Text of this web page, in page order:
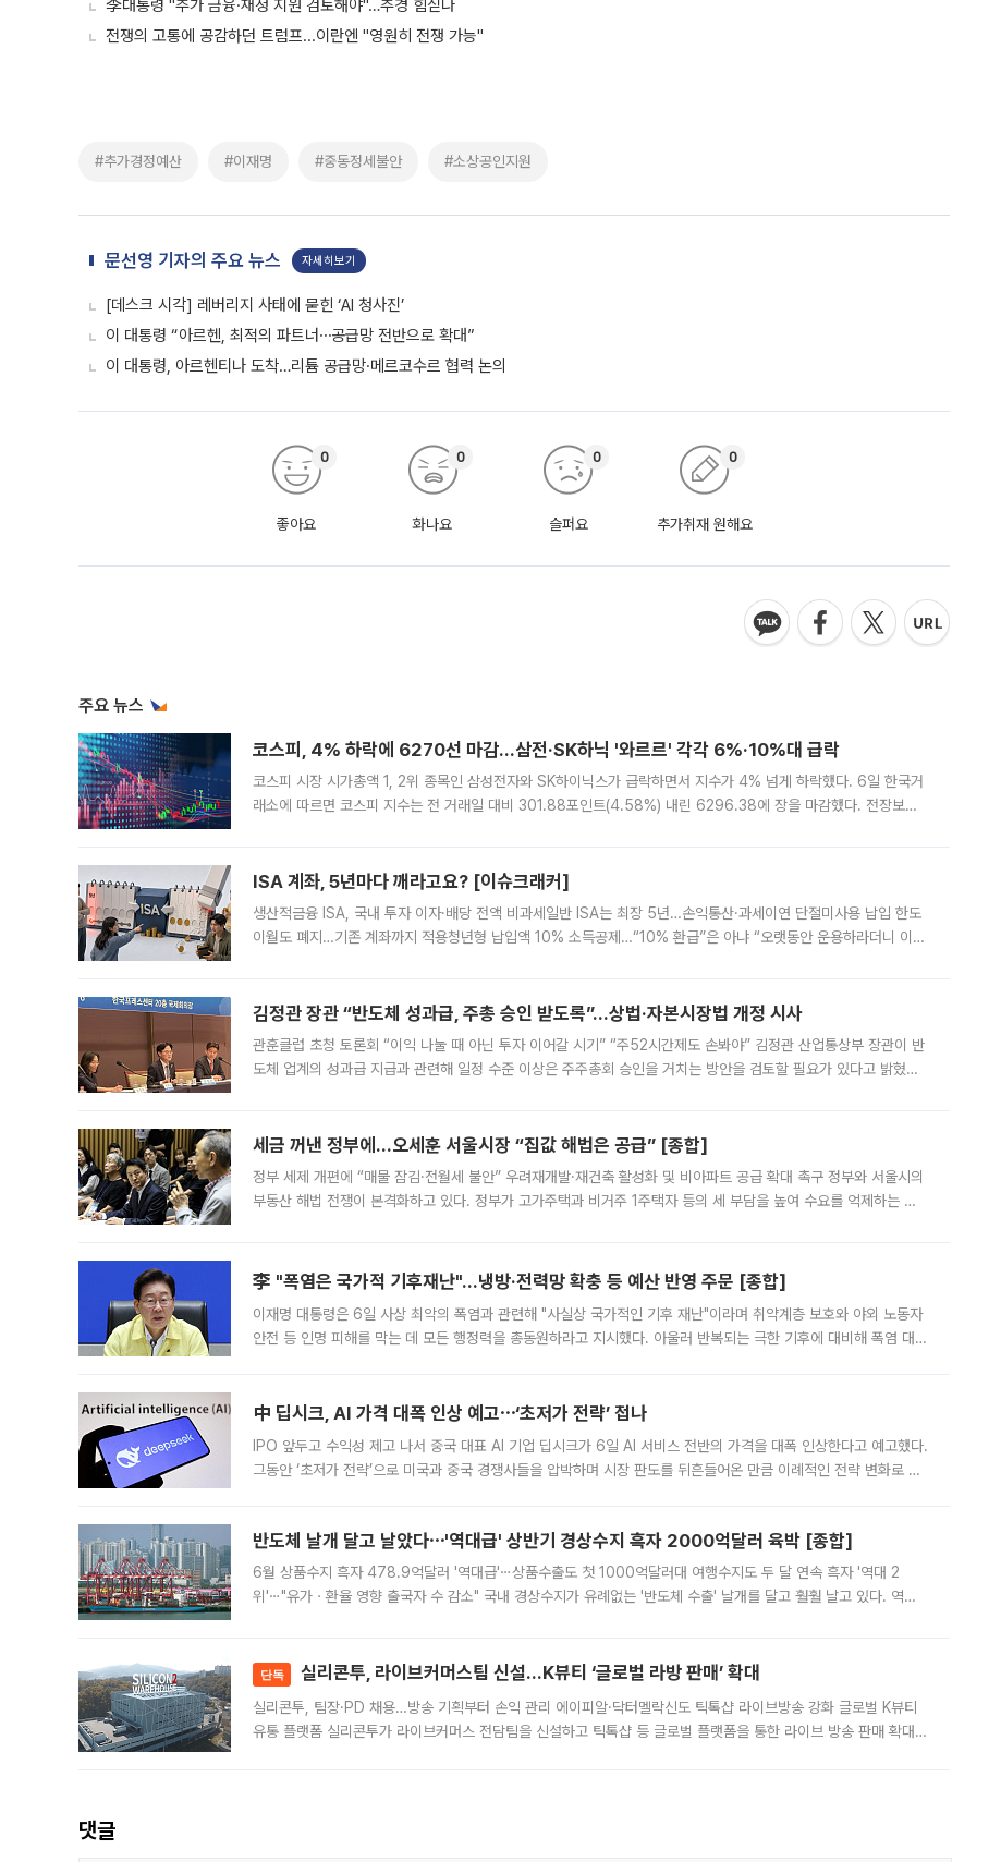
李대통령 "추가 금융·재정 지원 검토해야"…추경 힘싣나
전쟁의 고통에 공감하던 트럼프...이란엔 "영원히 전쟁 가능"
#추가경정예산 #이재명 #중동정세불안 #소상공인지원
문선영 기자의 주요 뉴스 자세히보기
[데스크 시각] 레버리지 사태에 묻힌 ‘AI 청사진’
이 대통령 “아르헨, 최적의 파트너⋯공급망 전반으로 확대”
이 대통령, 아르헨티나 도착…리튬 공급망·메르코수르 협력 논의
좋아요
0
화나요
0
슬퍼요
0
추가취재 원해요
0
주요 뉴스
코스피, 4% 하락에 6270선 마감…삼전·SK하닉 '와르르' 각각 6%·10%대 급락
코스피 시장 시가총액 1, 2위 종목인 삼성전자와 SK하이닉스가 급락하면서 지수가 4% 넘게 하락했다. 6일 한국거
래소에 따르면 코스피 지수는 전 거래일 대비 301.88포인트(4.58%) 내린 6296.38에 장을 마감했다. 전장보다
ISA 계좌, 5년마다 깨라고요? [이슈크래커]
생산적금융 ISA, 국내 투자 이자·배당 전액 비과세일반 ISA는 최장 5년…손익통산·과세이연 단절미사용 납입 한도
이월도 폐지…기존 계좌까지 적용청년형 납입액 10% 소득공제…“10% 환급”은 아냐 “오랫동안 운용하라더니 이제
김정관 장관 “반도체 성과급, 주총 승인 받도록”…상법·자본시장법 개정 시사
관훈클럽 초청 토론회 “이익 나눌 때 아닌 투자 이어갈 시기” “주52시간제도 손봐야” 김정관 산업통상부 장관이 반
도체 업계의 성과급 지급과 관련해 일정 수준 이상은 주주총회 승인을 거치는 방안을 검토할 필요가 있다고 밝혔다.
세금 꺼낸 정부에…오세훈 서울시장 “집값 해법은 공급” [종합]
정부 세제 개편에 “매물 잠김·전월세 불안” 우려재개발·재건축 활성화 및 비아파트 공급 확대 촉구 정부와 서울시의
부동산 해법 전쟁이 본격화하고 있다. 정부가 고가주택과 비거주 1주택자 등의 세 부담을 높여 수요를 억제하는 카
李 "폭염은 국가적 기후재난"…냉방·전력망 확충 등 예산 반영 주문 [종합]
이재명 대통령은 6일 사상 최악의 폭염과 관련해 "사실상 국가적인 기후 재난"이라며 취약계층 보호와 야외 노동자
안전 등 인명 피해를 막는 데 모든 행정력을 총동원하라고 지시했다. 아울러 반복되는 극한 기후에 대비해 폭염 대응
中 딥시크, AI 가격 대폭 인상 예고⋯‘초저가 전략’ 접나
IPO 앞두고 수익성 제고 나서 중국 대표 AI 기업 딥시크가 6일 AI 서비스 전반의 가격을 대폭 인상한다고 예고했다.
그동안 ‘초저가 전략’으로 미국과 중국 경쟁사들을 압박하며 시장 판도를 뒤흔들어온 만큼 이례적인 전략 변화로 평
반도체 날개 달고 날았다⋯'역대급' 상반기 경상수지 흑자 2000억달러 육박 [종합]
6월 상품수지 흑자 478.9억달러 '역대급'⋯상품수출도 첫 1000억달러대 여행수지도 두 달 연속 흑자 '역대 2
위'⋯"유가ㆍ환율 영향 출국자 수 감소" 국내 경상수지가 유례없는 '반도체 수출' 날개를 달고 훨훨 날고 있다. 역대
단독 실리콘투, 라이브커머스팀 신설…K뷰티 ‘글로벌 라방 판매’ 확대
실리콘투, 팀장·PD 채용…방송 기획부터 손익 관리 에이피알·닥터멜락신도 틱톡샵 라이브방송 강화 글로벌 K뷰티
유통 플랫폼 실리콘투가 라이브커머스 전담팀을 신설하고 틱톡샵 등 글로벌 플랫폼을 통한 라이브 방송 판매 확대에
댓글